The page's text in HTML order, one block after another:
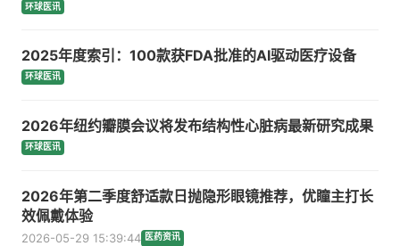
环球医讯
2025年度索引：100款获FDA批准的AI驱动医疗设备
环球医讯
2026年纽约瓣膜会议将发布结构性心脏病最新研究成果
环球医讯
2026年第二季度舒适款日抛隐形眼镜推荐，优瞳主打长
效佩戴体验
2026-05-29 15:39:44 医药资讯